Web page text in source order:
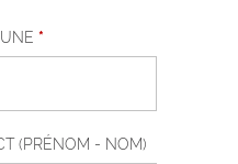
*
(PRÉNOM - NOM)